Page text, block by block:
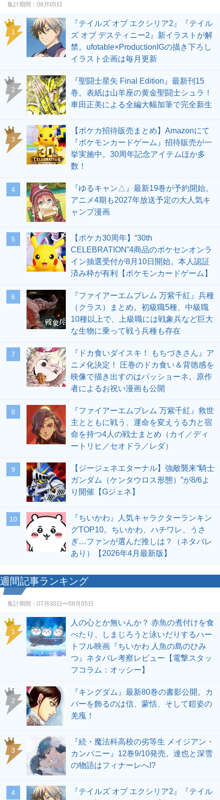
集計期間： 08月05日
1
『テイルズ オブ エクシリア2』『テイル
ズ オブ デスティニー2』新イラストが解
禁。ufotable×ProductionIGの描き下ろし
イラスト企画は毎月更新
2
『聖闘士星矢 Final Edition』最新刊15
巻。表紙は山羊座の黄金聖闘士シュラ！
車田正美による全編大幅加筆で完全新生
3
【ポケカ招待販売まとめ】Amazonにて
『ポケモンカードゲーム』招待販売が一
挙実施中。30周年記念アイテムほか多
数！
4
『ゆるキャン△』最新19巻が予約開始。
アニメ4期も2027年放送予定の大人気キ
ャンプ漫画
5
【ポケカ30周年】“30th
CELEBRATION”4商品のポケセンオンラ
イン抽選受付が8月10日開始。本人認証
済み枠が有利【ポケモンカードゲーム】
6
『ファイアーエムブレム 万紫千紅』兵種
（クラス）まとめ。初級職5種、中級職
10種以上で、上級職には戦象兵など巨大
な生物に乗って戦う兵種も存在
7
『ドカ食いダイスキ！ もちづきさん』ア
ニメ化決定！ 圧巻のドカ食い＆背徳感を
映像で描き出すのはパッショーネ。原作
者によるお祝い漫画も公開
8
『ファイアーエムブレム 万紫千紅』救世
主とともに戦う、運命を変えうる力と宿
命を持つ4人の戦士まとめ（カイ／ディ
ートリヒ／セオドラ／レダ）
9
【ジージェネエターナル】強敵襲来“騎士
ガンダム（ケンタウロス形態）”が8/6よ
り開催【Gジェネ】
10
『ちいかわ』人気キャラクターランキン
グTOP10。ちいかわ、ハチワレ、うさ
ぎ…ファンが選んだ推しは？（ネタバレ
あり）【2026年4月最新版】
週間記事ランキング
集計期間： 07月30日〜08月05日
1
人の心とか無いんか？ 赤魚の煮付けを食
べたり、しまじろうと泳いだりするハー
トフル映画『ちいかわ 人魚の島のひみ
つ』ネタバレ考察レビュー【電撃スタッ
フコラム：オッシー】
2
『キングダム』最新80巻の書影公開。カ
バーを飾るのは信、蒙恬、そして鎧姿の
羌瘣！
3
『続・魔法科高校の劣等生 メイジアン・
カンパニー』12巻9/10発売。達也と深雪
の物語はフィナーレへ!?
4
『テイルズ オブ エクシリア2』『テイル